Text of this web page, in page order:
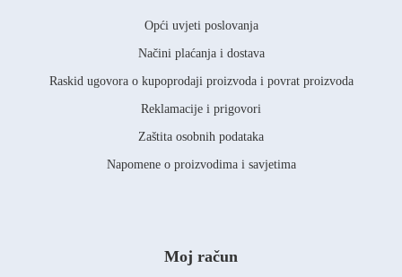
Opći uvjeti poslovanja
Načini plaćanja i dostava
Raskid ugovora o kupoprodaji proizvoda i povrat proizvoda
Reklamacije i prigovori
Zaštita osobnih podataka
Napomene o proizvodima i savjetima
Moj račun